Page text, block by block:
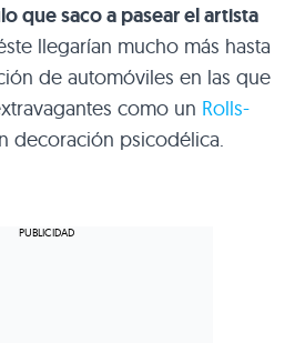
que saco a pasear el artista
llegarían mucho más hasta
de automóviles en las que
como un Rolls-
decoración psicodélica.